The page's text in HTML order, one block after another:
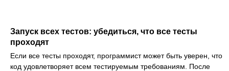
Запуск всех тестов: убедиться, что все тесты
проходят
Если все тесты проходят, программист может быть уверен, что
код удовлетворяет всем тестируемым требованиям. После